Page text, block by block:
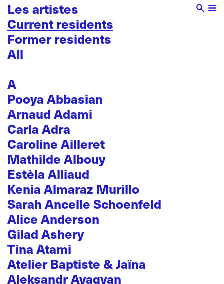
Les artistes
Current residents
Former residents
All
A
Pooya Abbasian
Arnaud Adami
Carla Adra
Caroline Ailleret
Mathilde Albouy
Estèla Alliaud
Kenia Almaraz Murillo
Sarah Ancelle Schoenfeld
Alice Anderson
Gilad Ashery
Tina Atami
Atelier Baptiste & Jaïna
Aleksandr Avagyan